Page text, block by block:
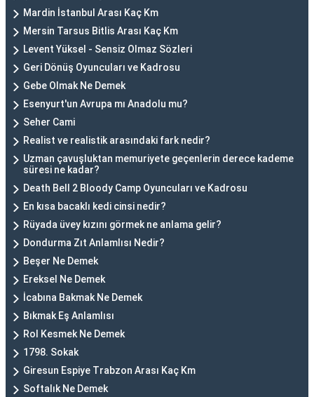
Mardin İstanbul Arası Kaç Km
Mersin Tarsus Bitlis Arası Kaç Km
Levent Yüksel - Sensiz Olmaz Sözleri
Geri Dönüş Oyuncuları ve Kadrosu
Gebe Olmak Ne Demek
Esenyurt'un Avrupa mı Anadolu mu?
Seher Cami
Realist ve realistik arasındaki fark nedir?
Uzman çavuşluktan memuriyete geçenlerin derece kademe
süresi ne kadar?
Death Bell 2 Bloody Camp Oyuncuları ve Kadrosu
En kısa bacaklı kedi cinsi nedir?
Rüyada üvey kızını görmek ne anlama gelir?
Dondurma Zıt Anlamlısı Nedir?
Beşer Ne Demek
Ereksel Ne Demek
İcabına Bakmak Ne Demek
Bıkmak Eş Anlamlısı
Rol Kesmek Ne Demek
1798. Sokak
Giresun Espiye Trabzon Arası Kaç Km
Softalık Ne Demek